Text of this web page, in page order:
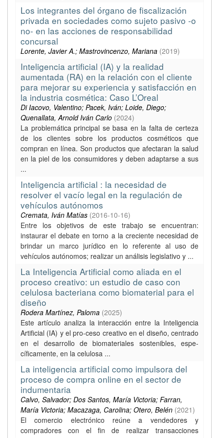
Los integrantes del órgano de fiscalización
privada en sociedades como sujeto pasivo -o
no- en las acciones de responsabilidad
concursal
Lorente, Javier A.; Mastrovincenzo, Mariana (2019)
Inteligencia artificial (IA) y la realidad
aumentada (RA) en la relación con el cliente
para mejorar su experiencia y satisfacción en
la industria cosmética: Caso L’Oreal
Di Iacovo, Valentino; Pacek, Iván; Loide, Diego;
Quenallata, Arnold Iván Carlo (2024)
La problemática principal se basa en la falta de certeza
de los clientes sobre los productos cosméticos que
compran en línea. Son productos que afectaran la salud
en la piel de los consumidores y deben adaptarse a sus
...
Inteligencia artificial : la necesidad de
resolver el vacío legal en la regulación de
vehículos autónomos
Cremata, Iván Matías (2016-10-16)
Entre los objetivos de este trabajo se encuentran:
instaurar el debate en torno a la creciente necesidad de
brindar un marco jurídico en lo referente al uso de
vehículos autónomos; realizar un análisis legislativo y ...
La Inteligencia Artificial como aliada en el
proceso creativo: un estudio de caso con
celulosa bacteriana como biomaterial para el
diseño
Rodera Martínez, Paloma (2025)
Este artículo analiza la interacción entre la Inteligencia
Artificial (IA) y el pro-ceso creativo en el diseño, centrado
en el desarrollo de biomateriales sostenibles, espe-
cíficamente, en la celulosa ...
La inteligencia artificial como impulsora del
proceso de compra online en el sector de
indumentaria
Calvo, Salvador; Dos Santos, María Victoria; Farran,
María Victoria; Macazaga, Carolina; Otero, Belén (2021)
El comercio electrónico reúne a vendedores y
compradores con el fin de realizar transacciones